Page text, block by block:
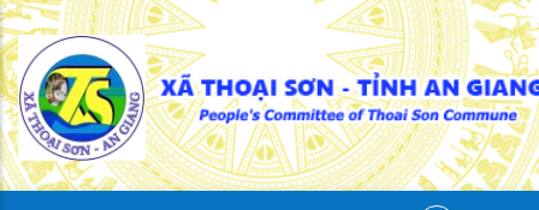
Skip
to
main
content